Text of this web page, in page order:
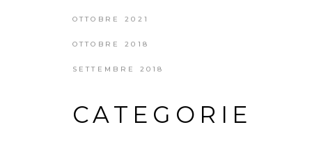
OTTOBRE 2021
OTTOBRE 2018
SETTEMBRE 2018
CATEGORIE